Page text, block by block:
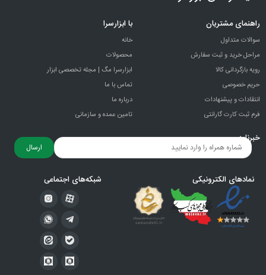
راهنمای مشتریان
سوالات متداول
مراحل خرید و ثبت سفارش
رویه بازگردانی کالا
حریم خصوصی
انتقادات و پيشنهادات
فرم ثبت کارت گارانتی
با ابزارسرا
خانه
محصولات
ابزارسرا مگ | مجله تخصصی ابزار
تماس با ما
درباره ما
تامین عمده و سازمانی
خبرنامه
ارسال
نمادهای الکترونیکی شبکه‌های اجتماعی